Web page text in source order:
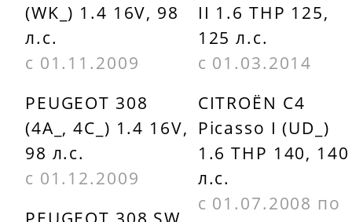
(WK_) 1.4 16V, 98
л.с.
с 01.11.2009
PEUGEOT 308
(4A_, 4C_) 1.4 16V,
98 л.с.
с 01.12.2009
II 1.6 THP 125,
125 л.с.
с 01.03.2014
CITROËN C4
Picasso I (UD_)
1.6 THP 140, 140
л.с.
с 01.07.2008 по